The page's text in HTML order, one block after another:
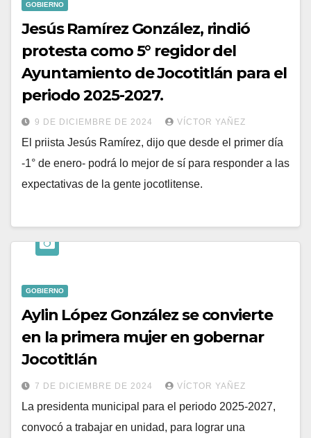
GOBIERNO
Jesús Ramírez González, rindió
protesta como 5° regidor del
Ayuntamiento de Jocotitlán para el
periodo 2025-2027.
9 DE DICIEMBRE DE 2024 VÍCTOR YAÑEZ
El priista Jesús Ramírez, dijo que desde el primer día
-1° de enero- podrá lo mejor de sí para responder a las
expectativas de la gente jocotlitense.
GOBIERNO
Aylin López González se convierte
en la primera mujer en gobernar
Jocotitlán
7 DE DICIEMBRE DE 2024 VÍCTOR YAÑEZ
La presidenta municipal para el periodo 2025-2027,
convocó a trabajar en unidad, para lograr una